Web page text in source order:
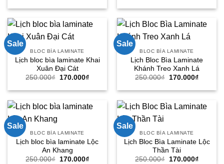
là:
tại
170.000₫.
là:
tại
Sale
BLOC BÌA LAMINATE
Lịch bloc bìa laminate Khai
Xuân Đại Cát
250.000₫
Giá
là:
170.000₫Giá
tại
170.000₫.
Sale
BLOC BÌA LAMINATE
Lịch Bloc Bìa Laminate
Khánh Treo Xanh Lá
250.000₫
Giá
là:
170.000₫Giá
tại
Sale
BLOC BÌA LAMINATE
Lịch bloc bìa laminate Lộc
An Khang
250.000₫
Giá
170.000₫Giá
Sale
BLOC BÌA LAMINATE
Lịch Bloc Bìa Laminate Lộc
Thần Tài
250.000₫
Giá
170.000₫Giá